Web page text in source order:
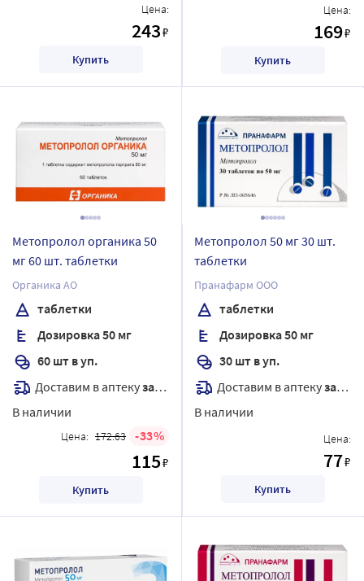
Цена:
243₽
Купить
Цена:
169₽
Купить
Метопролол органика 50
мг 60 шт. таблетки
Органика АО
таблетки
Дозировка 50 мг
60 шт в уп.
Доставим в аптекузавтра
В наличии
Цена: 172.63 33
115₽
Купить
Метопролол 50 мг 30 шт.
таблетки
Пранафарм ООО
таблетки
Дозировка 50 мг
30 шт в уп.
Доставим в аптекузавтра
В наличии
Цена:
77₽
Купить